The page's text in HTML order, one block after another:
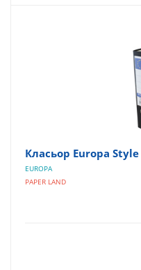
Класьор Europa
EUROPA
PAPER LAND